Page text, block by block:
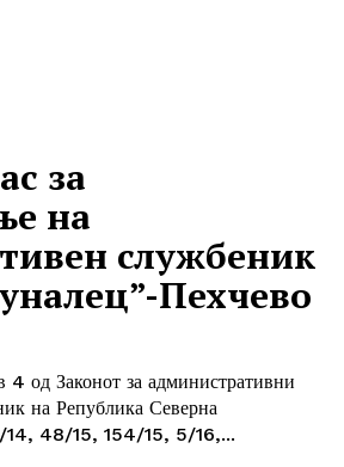
за
на
службеник
Пехчево
од Законот за административни
на Република Северна
14, 48/15, 154/15, 5/16,...